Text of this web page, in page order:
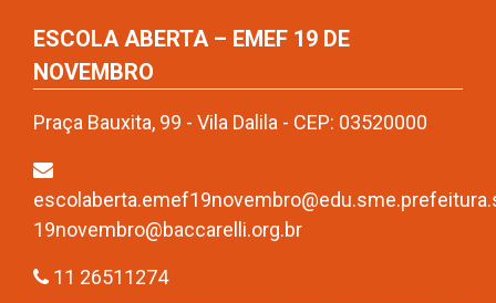
ESCOLA ABERTA – EMEF 19 DE
NOVEMBRO
Praça Bauxita, 99 - Vila Dalila - CEP: 03520000
19novembro@baccarelli.org.br
11 26511274